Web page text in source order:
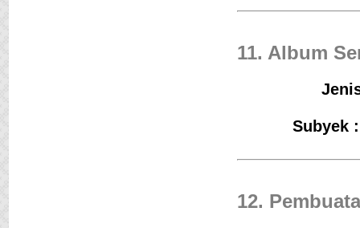
11. Album
Subyek
12.